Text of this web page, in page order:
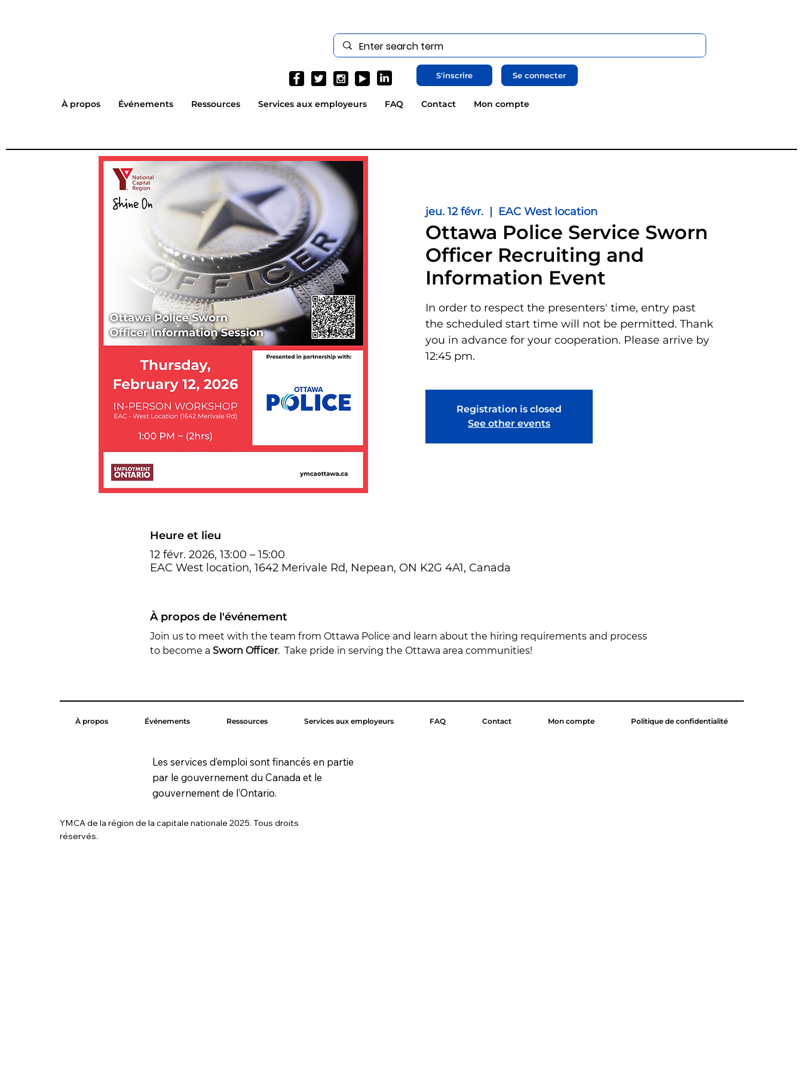
S'inscrire Se connecter
À propos Événements Ressources Services aux employeurs FAQ Contact Mon compte
jeu. 12 févr. EAC West location
Ottawa Police Service Sworn
Officer Recruiting and
Information Event
In order to respect the presenters' time, entry past
the scheduled start time will not be permitted. Thank
you in advance for your cooperation. Please arrive by
12:45 pm.
Registration is closed
See other events
Heure et lieu
12 févr. 2026, 13:00 – 15:00
EAC West location, 1642 Merivale Rd, Nepean, ON K2G 4A1, Canada
À propos de l'événement
Join us to meet with the team from Ottawa Police and learn about the hiring requirements and process
to become a Sworn Officer.  Take pride in serving the Ottawa area communities!
À propos Événements Ressources Services aux employeurs FAQ Contact Mon compte Politique de confidentialité
Les services d’emploi sont financés en partie
par le gouvernement du Canada et le
gouvernement de l’Ontario.
YMCA de la région de la capitale nationale 2025. Tous droits
réservés.